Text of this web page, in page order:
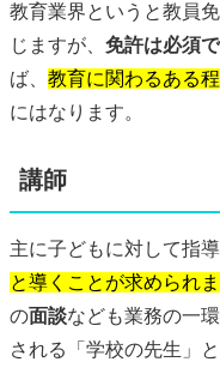
教育業界というと教員
じますが、 免許は必須
ば、 教育に関わるある
にはなります。
講師
主に子どもに対して指導
と導くことが求められま
の面談なども業務の一
される「学校の先生」